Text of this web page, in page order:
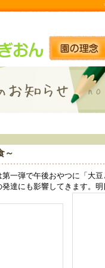
～
弾で午後おやつに「大豆
達にも影響してきます。